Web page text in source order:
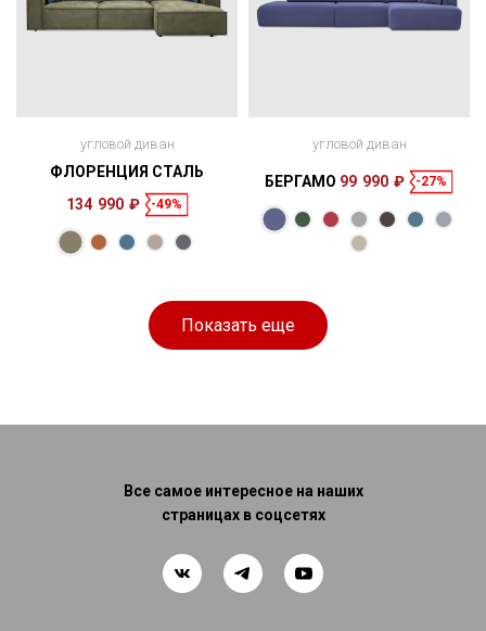
Размеры
Спальное
угловой диван
ФЛОРЕНЦИЯ СТАЛЬ
134 990 ₽
-49%
Размеры
угловой диван
БЕРГАМО 99 990 ₽ -27%
Показать еще
Все самое интересное на наших
страницах в соцсетях